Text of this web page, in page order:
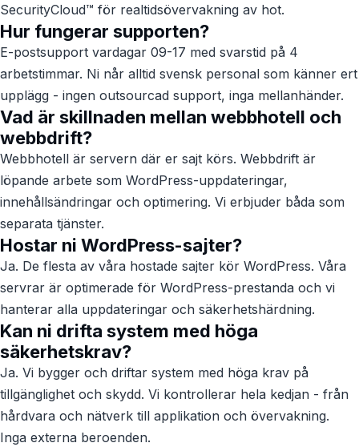
SecurityCloud™ för realtidsövervakning av hot.
Hur fungerar supporten?
E-postsupport vardagar 09-17 med svarstid på 4
arbetstimmar. Ni når alltid svensk personal som känner ert
upplägg - ingen outsourcad support, inga mellanhänder.
Vad är skillnaden mellan webbhotell och
webbdrift?
Webbhotell är servern där er sajt körs. Webbdrift är
löpande arbete som WordPress-uppdateringar,
innehållsändringar och optimering. Vi erbjuder båda som
separata tjänster.
Hostar ni WordPress-sajter?
Ja. De flesta av våra hostade sajter kör WordPress. Våra
servrar är optimerade för WordPress-prestanda och vi
hanterar alla uppdateringar och säkerhetshärdning.
Kan ni drifta system med höga
säkerhetskrav?
Ja. Vi bygger och driftar system med höga krav på
tillgänglighet och skydd. Vi kontrollerar hela kedjan - från
hårdvara och nätverk till applikation och övervakning.
Inga externa beroenden.